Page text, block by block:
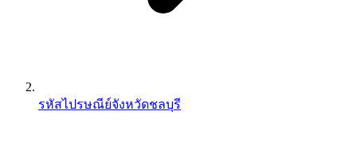
รหัสไปรษณีย์จังหวัดชลบุรี